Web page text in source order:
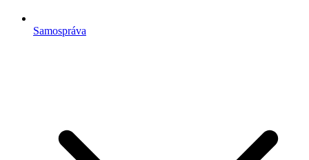
Samospráva